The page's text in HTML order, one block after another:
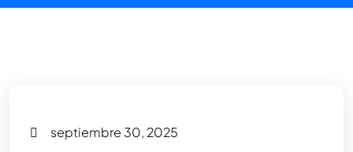
septiembre 30, 2025